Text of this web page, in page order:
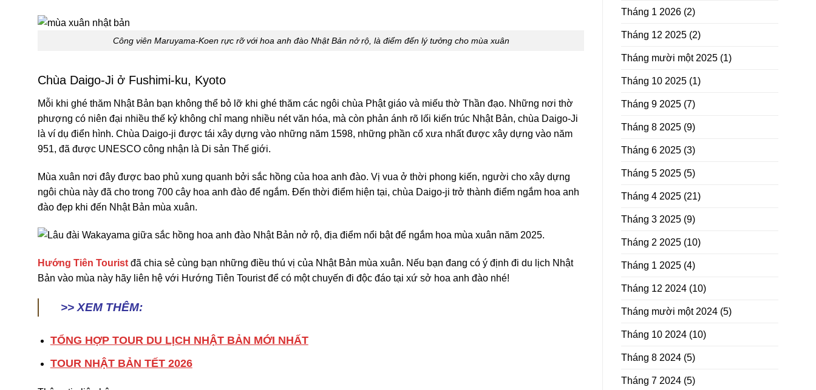
Công viên Maruyama-Koen rực rỡ với hoa anh đào Nhật Bản nở rộ, là điểm đến lý tưởng cho mùa xuân
Chùa Daigo-Ji ở Fushimi-ku, Kyoto
Mỗi khi ghé thăm Nhật Bản bạn không thể bỏ lỡ khi ghé thăm các ngôi chùa Phật giáo và miếu thờ Thần đạo. Những nơi thờ
phượng có niên đại nhiều thế kỷ không chỉ mang nhiều nét văn hóa, mà còn phản ánh rõ lối kiến trúc Nhật Bản, chùa Daigo-Ji
là ví dụ điển hình. Chùa Daigo-ji được tái xây dựng vào những năm 1598, những phần cổ xưa nhất được xây dựng vào năm
951, đã được UNESCO công nhận là Di sản Thế giới.
Mùa xuân nơi đây được bao phủ xung quanh bởi sắc hồng của hoa anh đào. Vị vua ở thời phong kiến, người cho xây dựng
ngôi chùa này đã cho trong 700 cây hoa anh đào để ngắm. Đến thời điểm hiện tại, chùa Daigo-ji trở thành điểm ngắm hoa anh
đào đẹp khi đến Nhật Bản mùa xuân.
Hướng Tiên Tourist đã chia sẻ cùng bạn những điều thú vị của Nhật Bản mùa xuân. Nếu bạn đang có ý định đi du lịch Nhật
Bản vào mùa này hãy liên hệ với Hướng Tiên Tourist để có một chuyến đi độc đáo tại xứ sở hoa anh đào nhé!
>> XEM THÊM:
TỔNG HỢP TOUR DU LỊCH NHẬT BẢN MỚI NHẤT
TOUR NHẬT BẢN TẾT 2026
Tháng 1 2026 (2)
Tháng 12 2025 (2)
Tháng mười một 2025 (1)
Tháng 10 2025 (1)
Tháng 9 2025 (7)
Tháng 8 2025 (9)
Tháng 6 2025 (3)
Tháng 5 2025 (5)
Tháng 4 2025 (21)
Tháng 3 2025 (9)
Tháng 2 2025 (10)
Tháng 1 2025 (4)
Tháng 12 2024 (10)
Tháng mười một 2024 (5)
Tháng 10 2024 (10)
Tháng 8 2024 (5)
Tháng 7 2024 (5)